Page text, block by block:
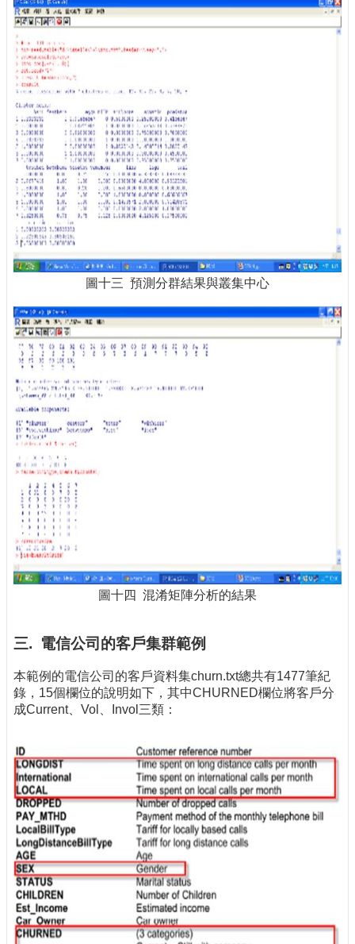
圖十三 預測分群結果與叢集中心
圖十四 混淆矩陣分析的結果
三. 電信公司的客戶集群範例
本範例的電信公司的客戶資料集churn.txt總共有1477筆紀
錄，15個欄位的說明如下，其中CHURNED欄位將客戶分
成Current、Vol、Invol三類：